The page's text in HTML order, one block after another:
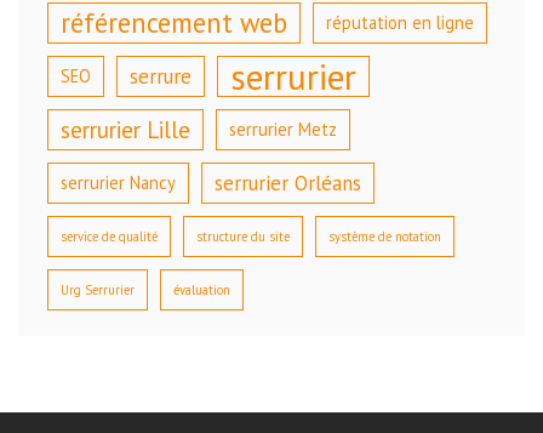
référencement web réputation en ligne
SEO serrure serrurier
serrurier Lille serrurier Metz
serrurier Nancy serrurier Orléans
service de qualité structure du site système de notation
Urg Serrurier évaluation